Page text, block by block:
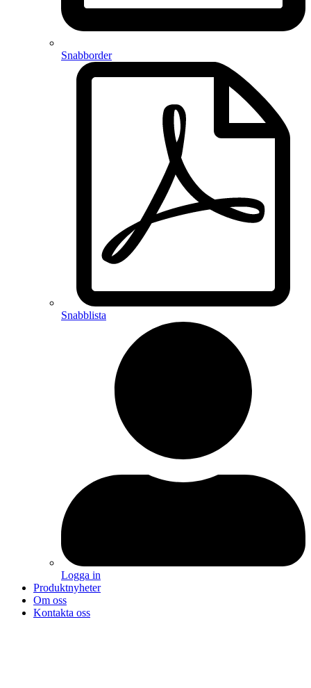
Snabborder
Snabblista
Logga in
Produktnyheter
Om oss
Kontakta oss